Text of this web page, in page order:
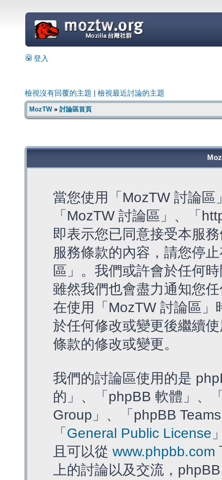
=
登入
檢視沒有回覆的主題 檢視最近討論的主題
MozTW» 討論區首頁
當您使用「MozTW 討論
「MozTW 討論區」、「
即表示您已同意接受本服
服務條款的內容，請您停
區」。我們或許會於任何
雖然我們也會盡力通知您
在使用「MozTW 討論區
於任何修改或變更後繼續
條款的修改或變更。
我們的討論區使用的是
的」、「phpBB 軟體」、
Group」、「phpBB
「 General Public License
且可以從 www.phpbb.com
上的討論以及交流，